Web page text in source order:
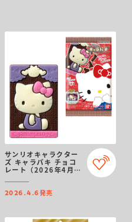
サンリオキャラクター
ズ キャラパキ チョコ
レート（2026年4月リ
2026.4.6発売